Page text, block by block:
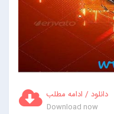
دانلود / ادامه مطلب
Download now